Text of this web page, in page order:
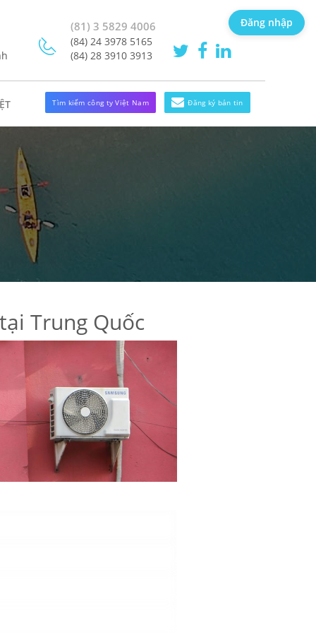
(81) 3 5829 4006
(84) 24 3978 5165
(84) 28 3910 3913
Tìm kiếm công ty Việt Nam Đăng ký bản tin
Trung Quốc
Đăng nhập